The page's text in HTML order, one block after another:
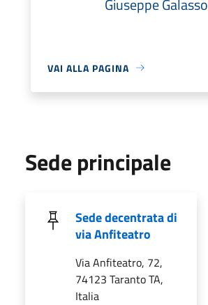
VAI ALLA PAGINA
Sede principale
Sede decentrata di
via Anfiteatro
Via Anfiteatro, 72,
74123 Taranto TA,
Italia